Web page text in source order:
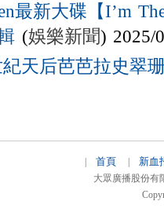
最新大碟【I’m
(娛樂新聞) 2025/
紀天后芭芭拉史翠
首頁 新血
大眾廣播股份有